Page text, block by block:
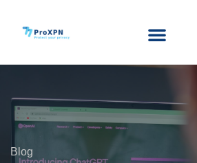
Blog